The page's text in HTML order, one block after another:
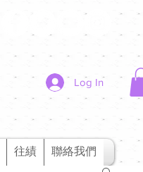
Log In
往績 聯絡我們